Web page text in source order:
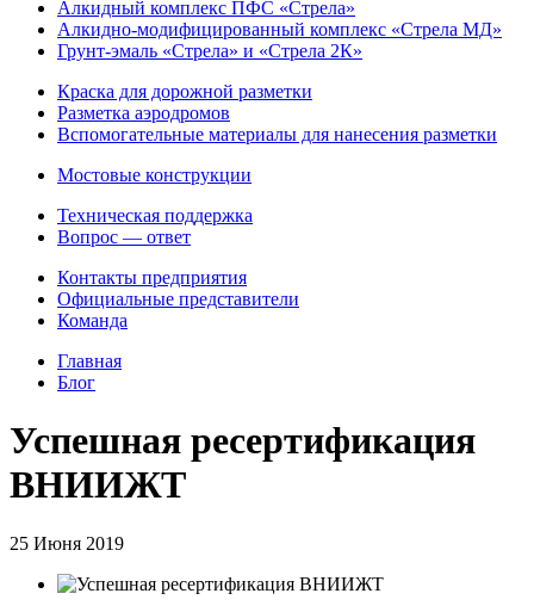
Алкидный комплекс ПФС «Стрела»
Алкидно-модифицированный комплекс «Стрела МД»
Грунт-эмаль «Стрела» и «Стрела 2К»
Краска для дорожной разметки
Разметка аэродромов
Вспомогательные материалы для нанесения разметки
Мостовые конструкции
Техническая поддержка
Вопрос — ответ
Контакты предприятия
Официальные представители
Команда
Главная
Блог
Успешная ресертификация
ВНИИЖТ
25 Июня 2019